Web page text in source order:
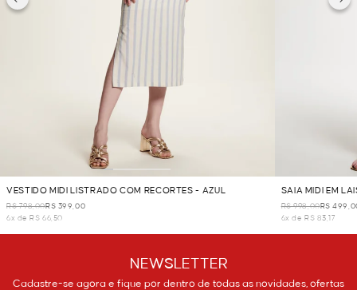
VESTIDO MIDI LISTRADO COM RECORTES - AZUL
R$ 798,00R$ 399,00
6x de R$ 66,50
SAIA MIDI EM
R$ 998,00R$
6x de R$ 83,17
NEWSLETTER
Cadastre-se agora e fique por dentro de todas as novidades, ofertas